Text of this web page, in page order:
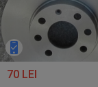
70 LEI